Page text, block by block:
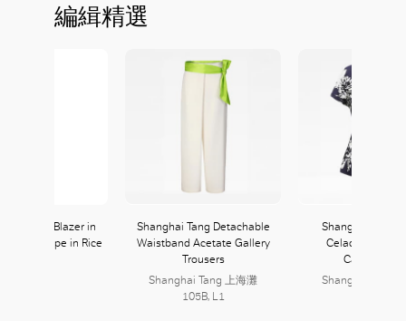
編緝精選
Blazer in
Crepe in Rice
Shanghai Tang Detachable
Waistband Acetate Gallery
Trousers
Shanghai Tang 上海灘
105B, L1
Shanghai Tang
Celadon
Cardigan
Shanghai Tang